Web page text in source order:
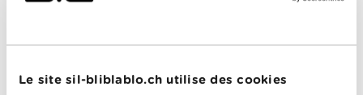
Le site sil-bliblablo.ch utilise des cookies
Réalisé Angus MacLane
Guybet,Jean-Philippe